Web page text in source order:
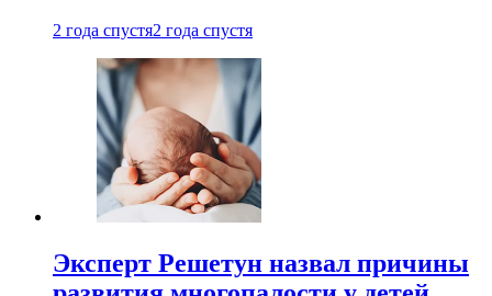
2 года спустя2 года спустя
Эксперт Решетун назвал причины